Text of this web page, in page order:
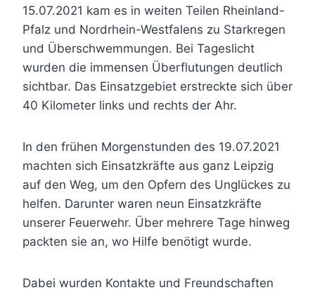
15.07.2021 kam es in weiten Teilen Rheinland-
Pfalz und Nordrhein-Westfalens zu Starkregen
und Überschwemmungen. Bei Tageslicht
wurden die immensen Überflutungen deutlich
sichtbar. Das Einsatzgebiet erstreckte sich über
40 Kilometer links und rechts der Ahr.
In den frühen Morgenstunden des 19.07.2021
machten sich Einsatzkräfte aus ganz Leipzig
auf den Weg, um den Opfern des Unglückes zu
helfen. Darunter waren neun Einsatzkräfte
unserer Feuerwehr. Über mehrere Tage hinweg
packten sie an, wo Hilfe benötigt wurde.
Dabei wurden Kontakte und Freundschaften